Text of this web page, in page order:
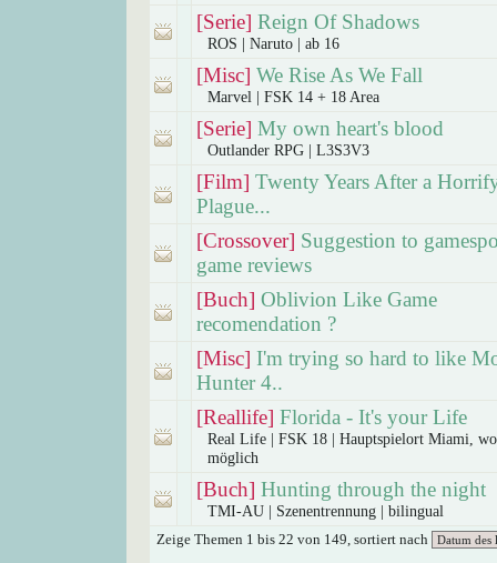
[Serie] Reign Of Shadows
ROS | Naruto | ab 16
[Misc] We Rise As We Fall
Marvel | FSK 14 + 18 Area
[Serie] My own heart's blood
Outlander RPG | L3S3V3
[Film] Twenty Years After a
Plague...
[Crossover] Suggestion to
game reviews
[Buch] Oblivion Like Game
recomendation ?
[Misc] I'm trying so hard to like
Hunter 4..
[Reallife] Florida - It's your Life
Real Life | FSK 18 | Hauptspielort Miami,
möglich
[Buch] Hunting through the night
TMI-AU | Szenentrennung | bilingual
Zeige Themen 1 bis 22 von 149, sortiert nach